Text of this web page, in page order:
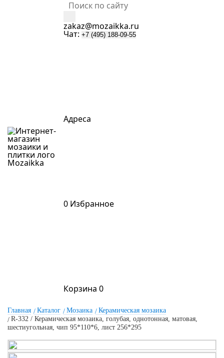
Mozaikka
zakaz@mozaikka.ru
Чат: +7 (495) 188-09-55
Адреса
0 Избранное
Корзина 0
Главная Каталог Мозаика
Керамическая мозаика
R-332 / Керамическая мозаика, голубая, однотонная, матовая,
шестиугольная, чип 95*110*6, лист 256*295